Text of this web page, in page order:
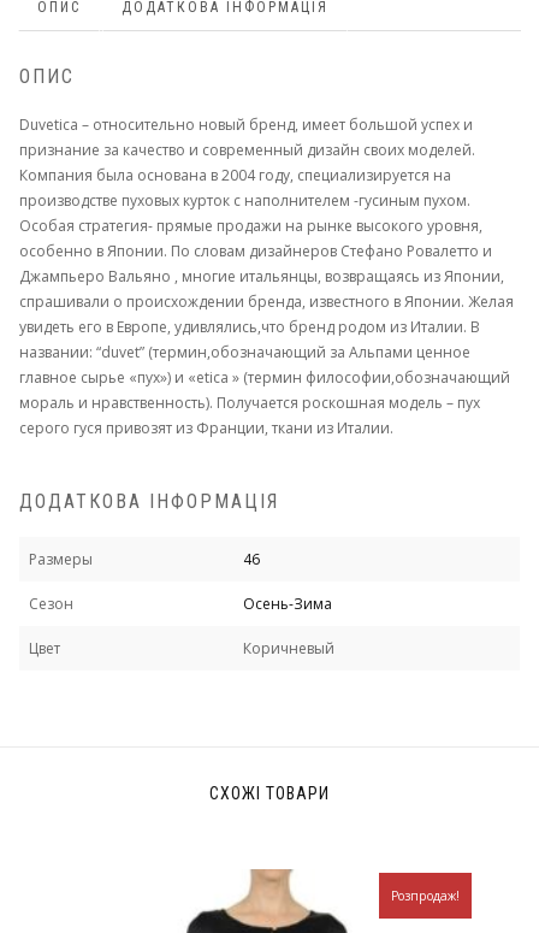
ОПИС ДОДАТКОВА ІНФОРМАЦІЯ
ОПИС
Duvetica – относительно новый бренд, имеет большой успех и
признание за качество и современный дизайн своих моделей.
Компания была основана в 2004 году, специализируется на
производстве пуховых курток с наполнителем -гусиным пухом.
Особая стратегия- прямые продажи на рынке высокого уровня,
особенно в Японии. По словам дизайнеров Стефано Ровалетто и
Джампьеро Вальяно , многие итальянцы, возвращаясь из Японии,
спрашивали о происхождении бренда, известного в Японии. Желая
увидеть его в Европе, удивлялись,что бренд родом из Италии. В
названии: “duvet” (термин,обозначающий за Альпами ценное
главное сырье «пух») и «etica » (термин философии,обозначающий
мораль и нравственность). Получается роскошная модель – пух
серого гуся привозят из Франции, ткани из Италии.
ДОДАТКОВА ІНФОРМАЦІЯ
Размеры 46
Сезон Осень-Зима
Цвет Коричневый
СХОЖІ ТОВАРИ
Розпродаж!